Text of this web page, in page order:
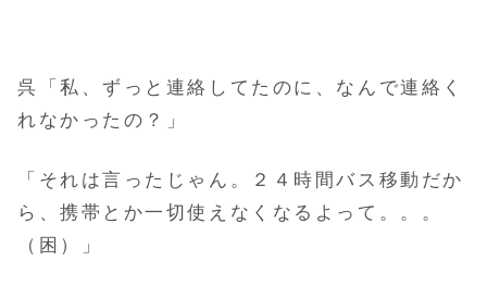
呉「私、ずっと連絡してたのに、なんで連絡く
れなかったの？」
「それは言ったじゃん。２４時間バス移動だか
ら、携帯とか一切使えなくなるよって。。。
（困）」